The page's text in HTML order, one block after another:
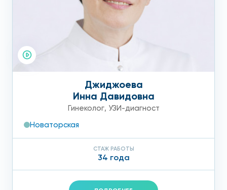
Джиджоева
Инна Давидовна
Гинеколог, УЗИ-диагност
Новаторская
СТАЖ РАБОТЫ
34 года